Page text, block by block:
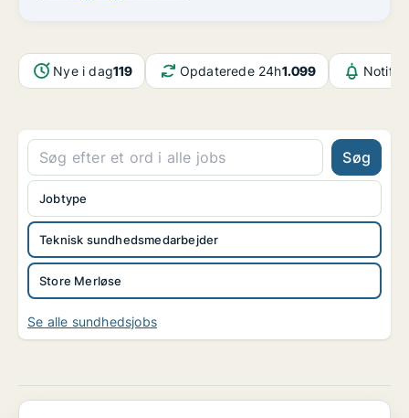
Nye i dag119 Opdaterede 24h1.099
Søg
Teknisk sundhedsmedarbejder
Store Merløse
Jobtype
Se alle sundhedsjobs
Center for Neurorehabilitering(CfN) - [xxxxx] søge...